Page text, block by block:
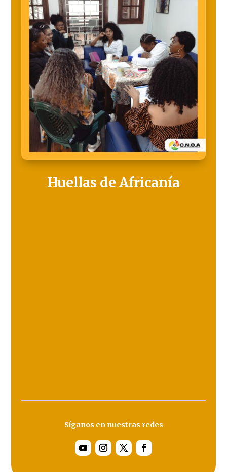
Huellas de Africanía
Síganos en nuestras redes